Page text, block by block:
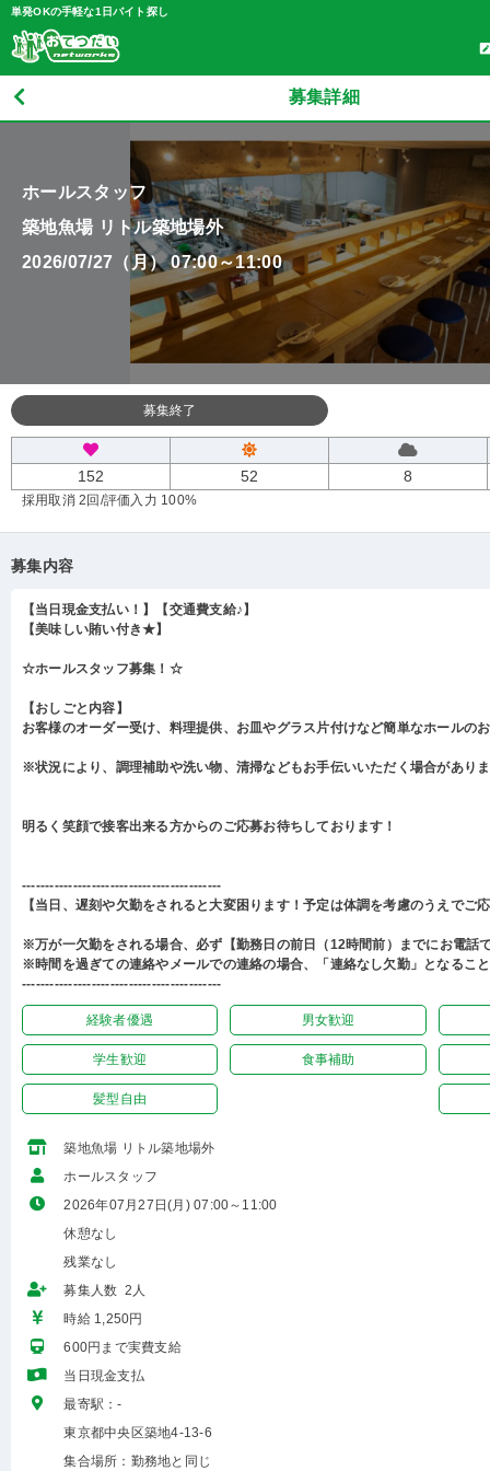
単発OKの手軽な1日バイト探し
募集詳細
ホールスタッフ
築地魚場 リトル築地場外
2026/07/27（月） 07:00～11:00
募集終了
152 52 8
採用取消 2回 /評価入力 100%
募集内容
【当日現金支払い！】【交通費支給♪】
【美味しい賄い付き★】
☆ホールスタッフ募集！☆
【おしごと内容】
お客様のオーダー受け、料理提供、お皿やグラス片付けなど簡単なホールの
※状況により、調理補助や洗い物、清掃などもお手伝いいただく場合があり
明るく笑顔で接客出来る方からのご応募お待ちしております！
-------------------------------------------
【当日、遅刻や欠勤をされると大変困ります！予定は体調を考慮のうえでご
※万が一欠勤をされる場合、必ず【勤務日の前日（12時間前）までにお電話
※時間を過ぎての連絡やメールでの連絡の場合、「連絡なし欠勤」となるこ
-------------------------------------------
経験者優遇 男女歓迎
学生歓迎 食事補助
髪型自由
築地魚場 リトル築地場外
ホールスタッフ
2026年07月27日(月) 07:00～11:00
休憩なし
残業なし
募集人数 2人
時給 1,250円
600円まで実費支給
当日現金支払
最寄駅：-
東京都中央区築地4-13-6
集合場所：勤務地と同じ